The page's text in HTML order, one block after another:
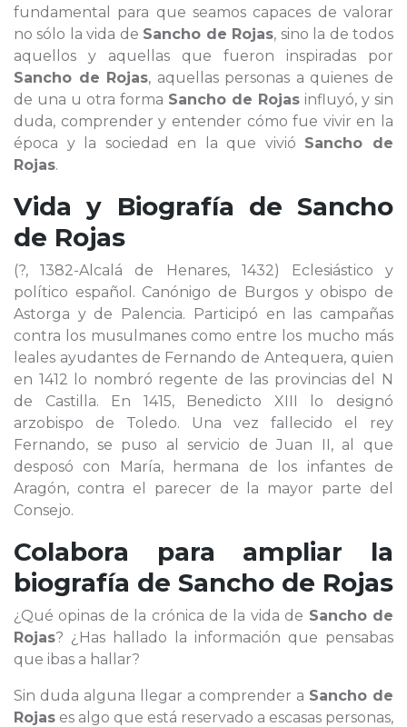
fundamental para que seamos capaces de valorar
no sólo la vida de Sancho de Rojas, sino la de todos
aquellos y aquellas que fueron inspiradas por
Sancho de Rojas, aquellas personas a quienes de
de una u otra forma Sancho de Rojas influyó, y sin
duda, comprender y entender cómo fue vivir en la
época y la sociedad en la que vivió Sancho de
Rojas.
Vida y Biografía de Sancho
de Rojas
(?, 1382-Alcalá de Henares, 1432) Eclesiástico y
político español. Canónigo de Burgos y obispo de
Astorga y de Palencia. Participó en las campañas
contra los musulmanes como entre los mucho más
leales ayudantes de Fernando de Antequera, quien
en 1412 lo nombró regente de las provincias del N
de Castilla. En 1415, Benedicto XIII lo designó
arzobispo de Toledo. Una vez fallecido el rey
Fernando, se puso al servicio de Juan II, al que
desposó con María, hermana de los infantes de
Aragón, contra el parecer de la mayor parte del
Consejo.
Colabora para ampliar la
biografía de Sancho de Rojas
¿Qué opinas de la crónica de la vida de Sancho de
Rojas? ¿Has hallado la información que pensabas
que ibas a hallar?
Sin duda alguna llegar a comprender a Sancho de
Rojas es algo que está reservado a escasas personas,